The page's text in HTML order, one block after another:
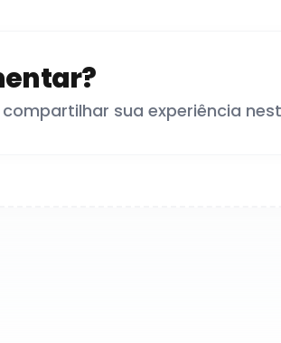
sua experiência